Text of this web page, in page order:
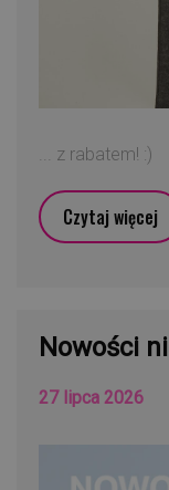
... z rabatem! :)
Czytaj więcej
Nowości
27 lipca 2026